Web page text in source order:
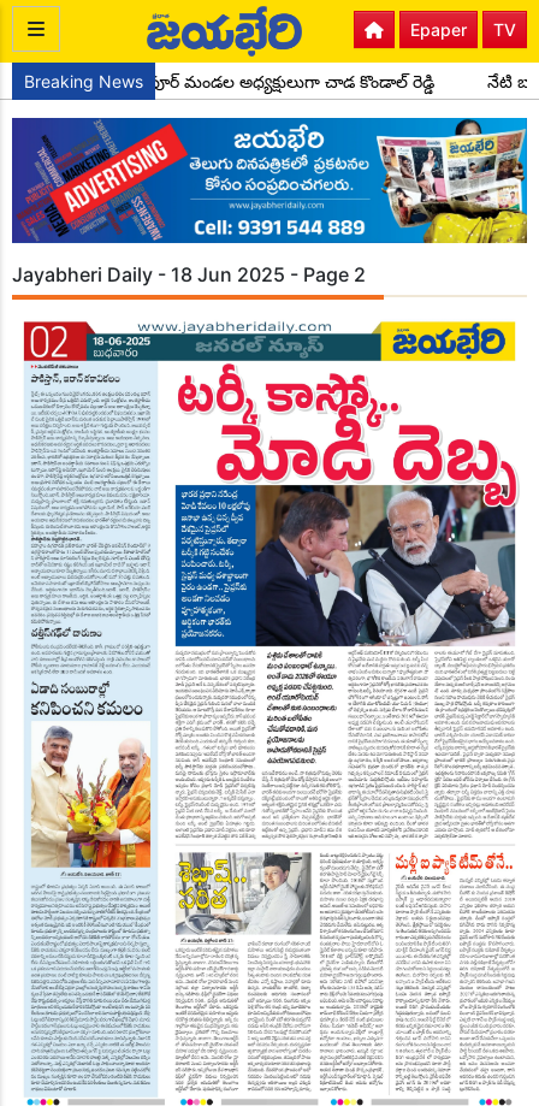
TV
Epaper
Breaking News
కాంగ్రెస్ పార్టీ సైదాపూర్ మండల అధ్యక్షులుగా చాడ కొండాల్ రెడ్డి నేటి
Jayabheri Daily - 18 Jun 2025 - Page 2